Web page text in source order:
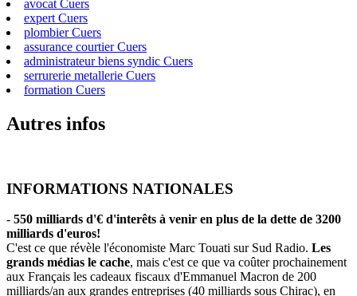
avocat Cuers
expert Cuers
plombier Cuers
assurance courtier Cuers
administrateur biens syndic Cuers
serrurerie metallerie Cuers
formation Cuers
Autres infos
INFORMATIONS NATIONALES
- 550 milliards d'€ d'interêts à venir en plus de la dette de 3200
milliards d'euros!
C'est ce que révèle l'économiste Marc Touati sur Sud Radio. Les
grands médias le cache, mais c'est ce que va coûter prochainement
aux Français les cadeaux fiscaux d'Emmanuel Macron de 200
milliards/an aux grandes entreprises (40 milliards sous Chirac), en